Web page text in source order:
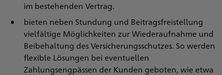
im bestehenden Vertrag.
bieten neben Stundung und Beitragsfreistellung
vielfältige Möglichkeiten zur Wiederaufnahme und
Beibehaltung des Versicherungsschutzes. So werden
flexible Lösungen bei eventuellen
Zahlungsengpässen der Kunden geboten, wie etwa